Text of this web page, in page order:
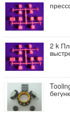
2 k